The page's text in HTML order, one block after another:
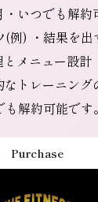
・いつでも解
(例) ・結果を出
メニュー設計
なトレーニン
も解約可能です。
Purchase